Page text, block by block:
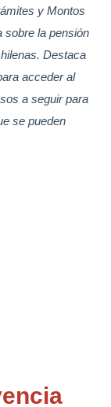
y Montos
sobre la pensión
Destaca
acceder al
a seguir para
se pueden